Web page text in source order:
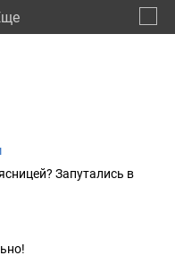
Запутались в